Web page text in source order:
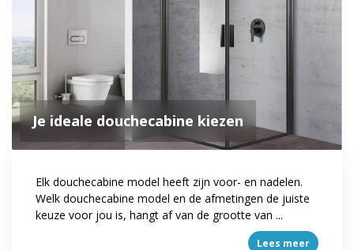
Je ideale douchecabine kiezen
Elk douchecabine model heeft zijn voor- en nadelen.
Welk douchecabine model en de afmetingen de juiste
keuze voor jou is, hangt af van de grootte van ...
Lees meer